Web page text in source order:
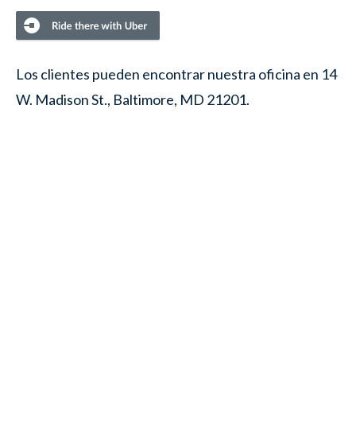
Los clientes pueden encontrar nuestra oficina en 14
W. Madison St., Baltimore, MD 21201.